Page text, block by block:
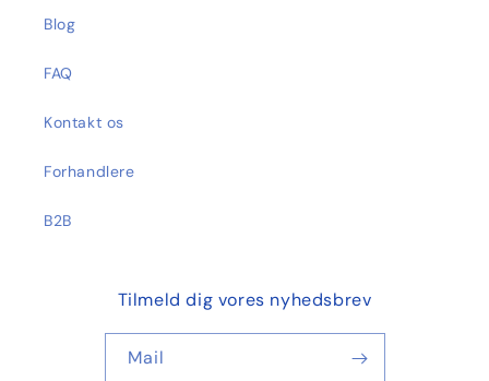
Blog
FAQ
Kontakt os
Forhandlere
B2B
Tilmeld dig vores nyhedsbrev
Mail